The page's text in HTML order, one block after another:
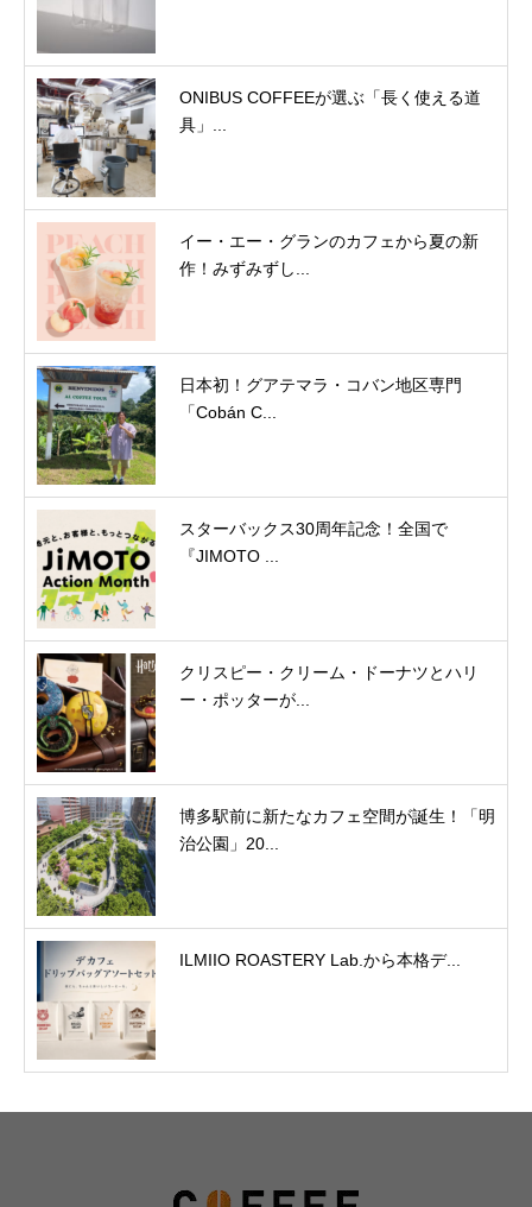
ONIBUS COFFEEが選ぶ「長く使える道
具」...
イー・エー・グランのカフェから夏の新
作！みずみずし...
日本初！グアテマラ・コバン地区専門
「Cobán C...
スターバックス30周年記念！全国で
『JIMOTO ...
クリスピー・クリーム・ドーナツとハリ
ー・ポッターが...
博多駅前に新たなカフェ空間が誕生！「明
治公園」20...
ILMIIO ROASTERY Lab.から本格デ...